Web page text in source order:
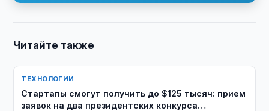
Читайте также
ТЕХНОЛОГИИ
Стартапы смогут получить до $125 тысяч: прием
заявок на два президентских конкурса